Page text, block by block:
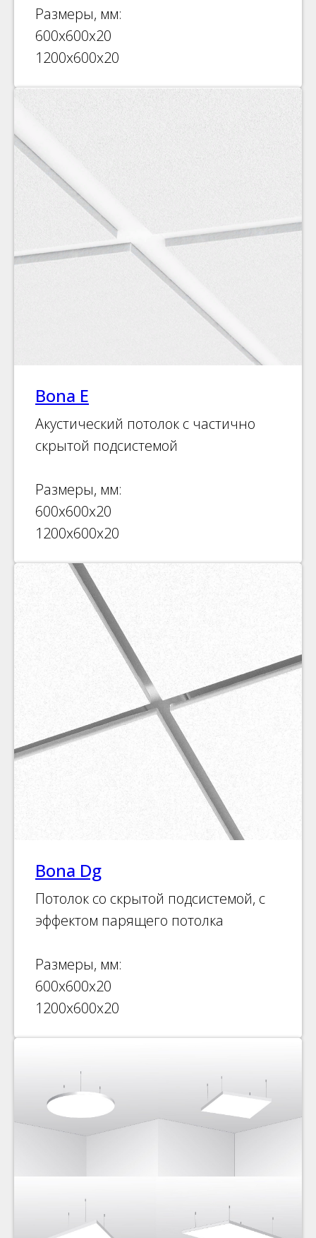
Размеры, мм:
600х600х20
1200х600х20
Bona E
Акустический потолок с частично
скрытой подсистемой
Размеры, мм:
600х600х20
1200х600х20
Bona Dg
Потолок со скрытой подсистемой, с
эффектом парящего потолка
Размеры, мм:
600х600х20
1200х600х20